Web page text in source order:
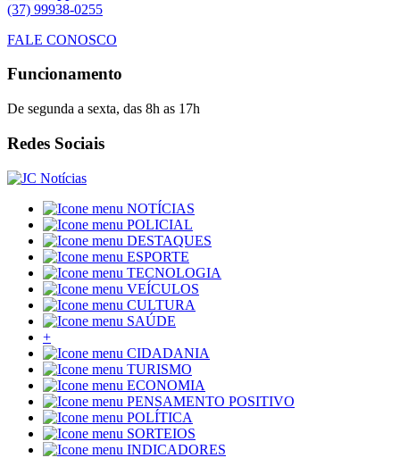
(37) 99938-0255
FALE CONOSCO
Funcionamento
De segunda a sexta, das 8h as 17h
Redes Sociais
NOTÍCIAS
POLICIAL
DESTAQUES
ESPORTE
TECNOLOGIA
VEÍCULOS
CULTURA
SAÚDE
+
CIDADANIA
TURISMO
ECONOMIA
PENSAMENTO POSITIVO
POLÍTICA
SORTEIOS
INDICADORES